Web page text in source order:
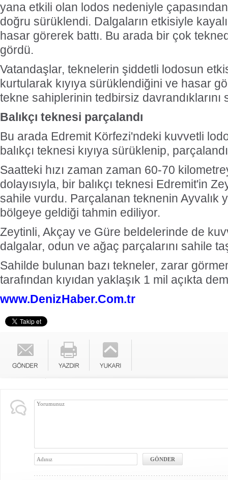
yana etkili olan lodos nedeniyle
doğru sürüklendi. Dalgaların etkisiyle
hasar görerek battı. Bu arada bir çok
gördü.
Vatandaşlar, teknelerin şiddetli lodosun
kurtularak kıyıya sürüklendiğini ve hasar
tekne sahiplerinin tedbirsiz davrandıklarını
Balıkçı teknesi parçalandı
Bu arada Edremit Körfezi'ndeki kuvvetli
balıkçı teknesi kıyıya sürüklenip,
Saatteki hızı zaman zaman 60-70
dolayısıyla, bir balıkçı teknesi Edremit'in
sahile vurdu. Parçalanan teknenin Ayvalık
bölgeye geldiği tahmin ediliyor.
Zeytinli, Akçay ve Güre beldelerinde de
dalgalar, odun ve ağaç parçalarını sahile
Sahilde bulunan bazı tekneler, zarar
tarafından kıyıdan yaklaşık 1 mil açıkta
www.DenizHaber.Com.tr